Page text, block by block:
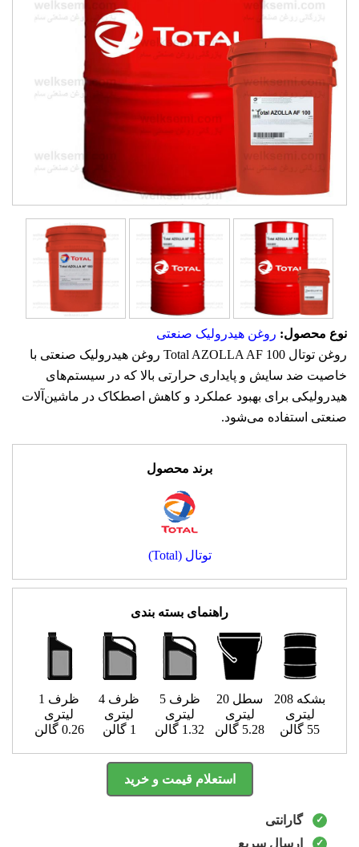
نوع محصول: روغن هیدرولیک صنعتی
روغن توتال Total AZOLLA AF 100 روغن هیدرولیک صنعتی با
خاصیت ضد سایش و پایداری حرارتی بالا که در سیستم‌های
هیدرولیکی برای بهبود عملکرد و کاهش اصطکاک در ماشین‌آلات
صنعتی استفاده می‌شود.
برند محصول
توتال (Total)
راهنمای بسته بندی
بشکه 208
لیتری
55 گالن
سطل 20
لیتری
5.28 گالن
ظرف 5
لیتری
1.32 گالن
ظرف 4
لیتری
1 گالن
ظرف 1
لیتری
0.26 گالن
استعلام قیمت و خرید
گارانتی
ارسال سریع